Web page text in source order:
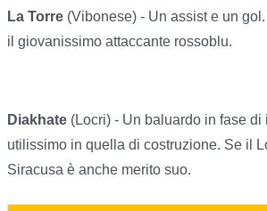
La Torre (Vibonese) - Un assist e un
il giovanissimo attaccante rossoblu.
Diakhate (Locri) - Un baluardo in fase di
utilissimo in quella di costruzione. Se il
Siracusa è anche merito suo.